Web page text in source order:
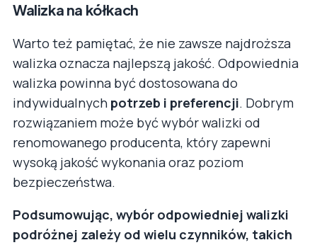
Walizka na kółkach
Warto też pamiętać, że nie zawsze najdroższa
walizka oznacza najlepszą jakość. Odpowiednia
walizka powinna być dostosowana do
indywidualnych potrzeb i preferencji. Dobrym
rozwiązaniem może być wybór walizki od
renomowanego producenta, który zapewni
wysoką jakość wykonania oraz poziom
bezpieczeństwa.
Podsumowując, wybór odpowiedniej walizki
podróżnej zależy od wielu czynników, takich